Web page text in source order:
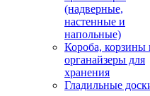
(надверные,
настенные и
напольные)
Короба, корзины
органайзеры для
хранения
Гладильные